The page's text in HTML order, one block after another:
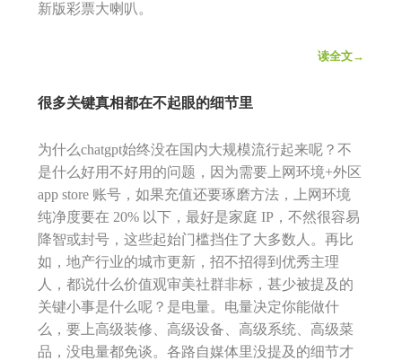
新版彩票大喇叭。
读全文→
很多关键真相都在不起眼的细节里
为什么chatgpt始终没在国内大规模流行起来呢？不
是什么好用不好用的问题，因为需要上网环境+外区
app store 账号，如果充值还要琢磨方法，上网环境
纯净度要在 20% 以下，最好是家庭 IP，不然很容易
降智或封号，这些起始门槛挡住了大多数人。再比
如，地产行业的城市更新，招不招得到优秀主理
人，都说什么价值观审美社群非标，甚少被提及的
关键小事是什么呢？是电量。电量决定你能做什
么，要上高级装修、高级设备、高级系统、高级菜
品，没电量都免谈。各路自媒体里没提及的细节才